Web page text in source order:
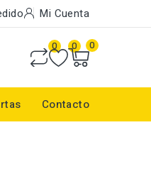
Mi Cuenta
0 0 0
Contacto